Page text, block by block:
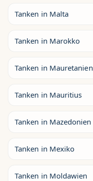
Tanken in Malta
Tanken in Marokko
Tanken in Mauretanien
Tanken in Mauritius
Tanken in Mazedonien
Tanken in Mexiko
Tanken in Moldawien